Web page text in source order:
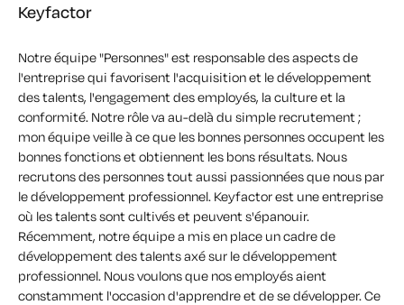
Keyfactor
Notre équipe "Personnes" est responsable des aspects de
l'entreprise qui favorisent l'acquisition et le développement
des talents, l'engagement des employés, la culture et la
conformité. Notre rôle va au-delà du simple recrutement ;
mon équipe veille à ce que les bonnes personnes occupent les
bonnes fonctions et obtiennent les bons résultats. Nous
recrutons des personnes tout aussi passionnées que nous par
le développement professionnel. Keyfactor est une entreprise
où les talents sont cultivés et peuvent s'épanouir.
Récemment, notre équipe a mis en place un cadre de
développement des talents axé sur le développement
professionnel. Nous voulons que nos employés aient
constamment l'occasion d'apprendre et de se développer. Ce